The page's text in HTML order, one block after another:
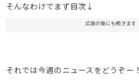
そんなわけでまず目次↓
広告の後にも続きます
それでは今週のニュースをどうぞー！